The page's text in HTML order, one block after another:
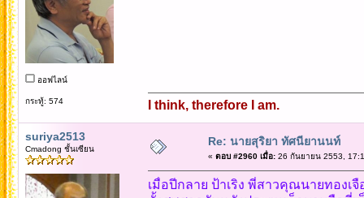
ออฟไลน์
กระทู้: 574 I think, therefore I am.
suriya2513
Cmadong ชั้นเซียน
Re: นายสุริยา ทัศนียานนท์
« ตอบ #2960 เมื่อ:26 กันยายน 2553,
เมื่อปีกลาย ป้าเริง พี่สาวคุณนายทองเ